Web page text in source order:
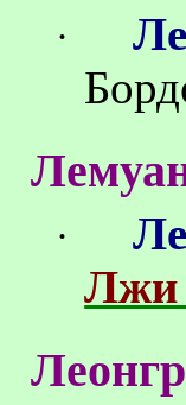
·
·
Лжи
Леонгр